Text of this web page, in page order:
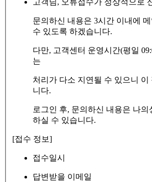
고객님, 오류접수가 정상적으로
문의하신 내용은 3시간 이내에
수 있도록 하겠습니다.
다만, 고객센터 운영시간(평일
는
처리가 다소 지연될 수 있으니 이
니다.
로그인 후, 문의하신 내용은 나의
하실 수 있습니다.
[접수 정보]
접수일시
답변받을 이메일